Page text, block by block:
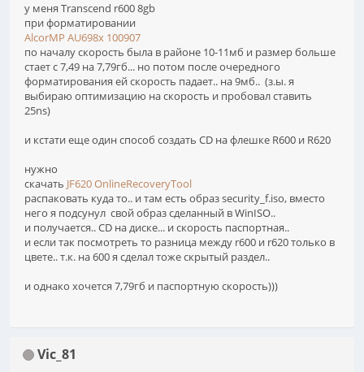
у меня Transcend r600 8gb
при форматировании
AlcorMP AU698x 100907
по началу скорость была в районе 10-11мб и размер больше
стает с 7,49 на 7,79гб... но потом после очередного
форматирования ей скорость падает.. на 9мб.. (з.ы. я
выбираю оптимизацию на скорость и пробовал ставить
25ns)
и кстати еще один способ создать CD на флешке R600 и R620
нужно
скачать JF620 OnlineRecoveryTool
распаковать куда то.. и там есть образ security_f.iso, вместо
него я подсунул свой образ сделанный в WinISO..
и получается.. CD на диске... и скорость паспортная..
и если так посмотреть то разница между r600 и r620 только в
цвете.. т.к. на 600 я сделал тоже скрытый раздел..
и однако хочется 7,79гб и паспортную скорость)))
Vic_81